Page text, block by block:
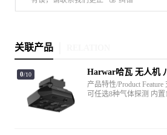
关联产品
0/10
Harwar哈瓦 无人机
（YT-GDSII）
产品特性/Product
可任选8种气体探测 内